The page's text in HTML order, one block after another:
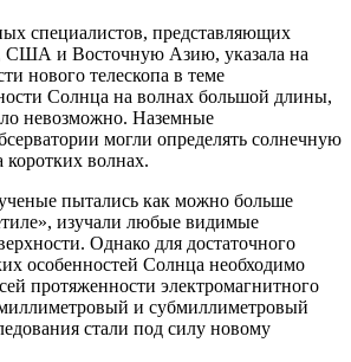
специалистов, представляющих
США и Восточную Азию, указала на
нового телескопа в теме
Солнца на волнах большой длины,
невозможно. Наземные
могли определять солнечную
коротких волнах.
пытались как можно больше
изучали любые видимые
Однако для достаточного
особенностей Солнца необходимо
протяженности электромагнитного
и субмиллиметровый
стали под силу новому